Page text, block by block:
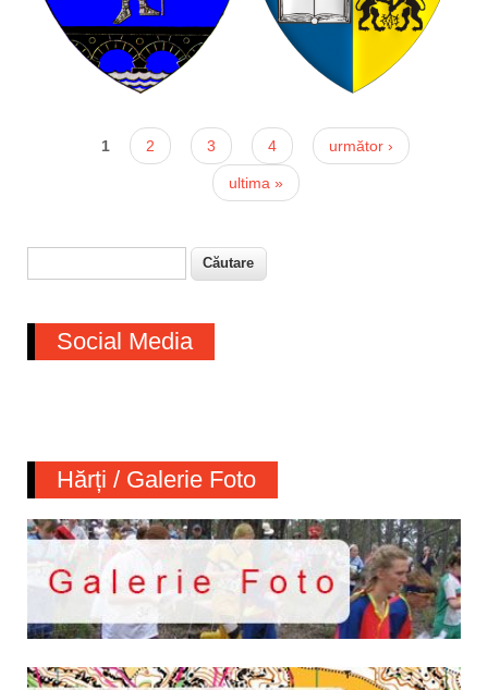
1 2 3 4 următor ›
ultima »
Formular de căutare
Social Media
Hărți / Galerie Foto